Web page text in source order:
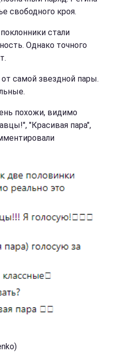
свободного кроя.
стали
Однако точного
самой звездной пары.
похожи, видимо
"Красивая пара",